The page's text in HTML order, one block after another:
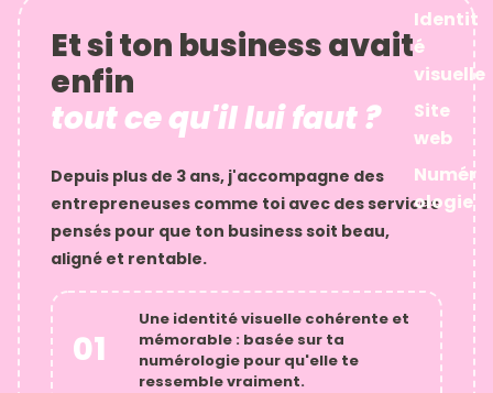
Identit
é
visuelle
Site
web
Numér
ologie
Et si ton business avait
enfin
tout ce qu'il lui faut ?
Depuis plus de 3 ans, j'accompagne des
entrepreneuses comme toi avec des services
pensés pour que ton business soit beau,
aligné et rentable.
01
Une identité visuelle cohérente et
mémorable : basée sur ta
numérologie pour qu'elle te
ressemble vraiment.